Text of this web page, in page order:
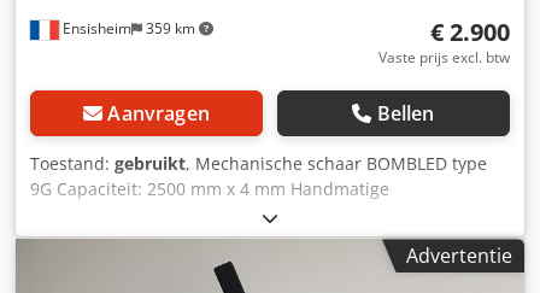
Ensisheim 359 km € 2.900
Vaste prijs excl. btw
Aanvragen Bellen
Toestand: gebruikt, Mechanische schaar BOMBLED type
9G Capaciteit: 2500 mm x 4 mm Handmatige
achtertandwielmeter slag: 500 mm Geleverd met 2 voorste
lengtestops Voltage: 380 V Afmetingen (L x B x H): 4000 x
1500 x 1500 mm Gewicht: ca. 4,5 T Djdpfszku Hwsx Aixokr
Advertentie